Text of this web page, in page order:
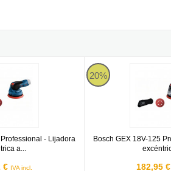
- Lijadora
a...
€ IVA incl.
Professional - Lijadora excéntrica a
20%
Bosch GEX 18V-125
182,95 €
Bosch GEX 18V-